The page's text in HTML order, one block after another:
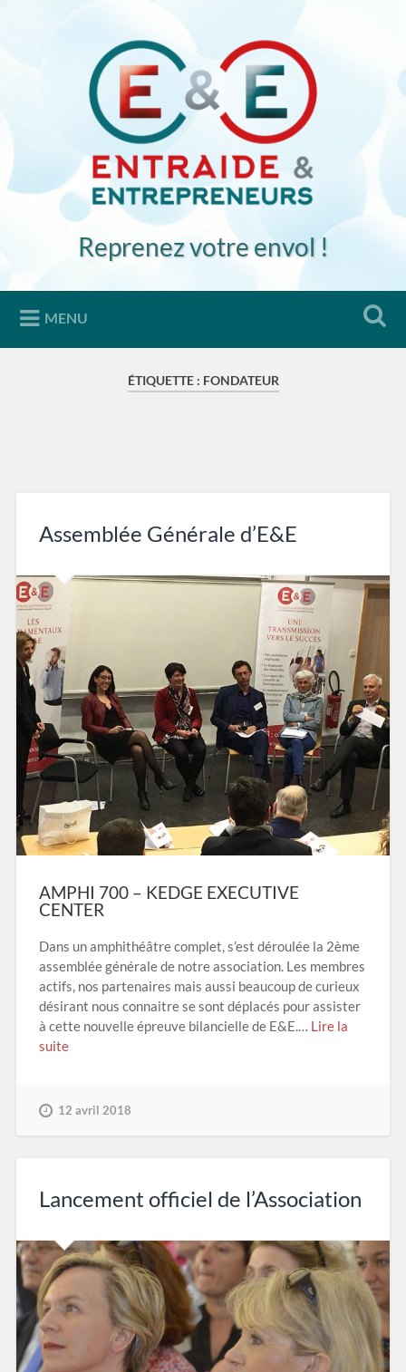
Reprenez votre envol !
MENU
ÉTIQUETTE : FONDATEUR
Assemblée Générale d’E&E
AMPHI 700 – KEDGE EXECUTIVE
CENTER
Dans un amphithéâtre complet, s’est déroulée la 2ème
assemblée générale de notre association. Les membres
actifs, nos partenaires mais aussi beaucoup de curieux
désirant nous connaitre se sont déplacés pour assister
à cette nouvelle épreuve bilancielle de E&E.… Lire la
suite
12 avril 2018
Lancement officiel de l’Association